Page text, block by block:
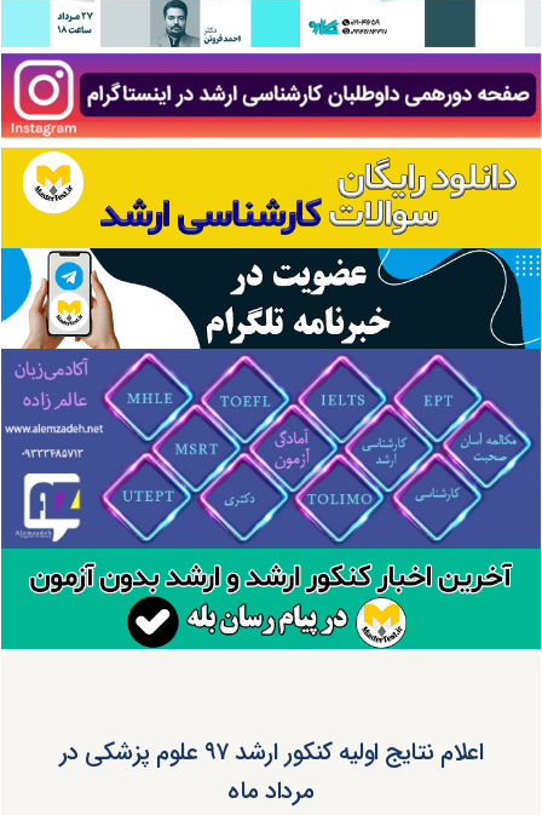
اعلام نتایج اولیه کنکور ارشد ۹۷ علوم پزشکی در
مرداد ماه